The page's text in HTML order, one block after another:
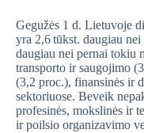
Gegužės 1 d. Lietuvoje
yra 2,6 tūkst. daugiau
daugiau nei pernai tokiu
transporto ir saugojimo
(3,2 proc.), finansinės ir
sektoriuose. Beveik
profesinės, mokslinės ir
ir poilsio organizavimo